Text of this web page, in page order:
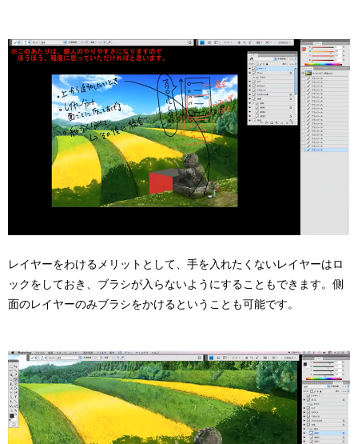
レイヤーをわけるメリットとして、手を入れたくないレイヤーはロ
ックをしておき、ブラシが入らないようにすることもできます。側
面のレイヤーのみブラシをかけるということも可能です。